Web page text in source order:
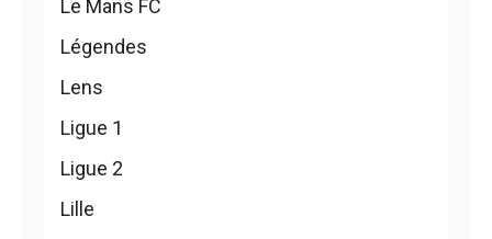
Le Mans FC
Légendes
Lens
Ligue 1
Ligue 2
Lille